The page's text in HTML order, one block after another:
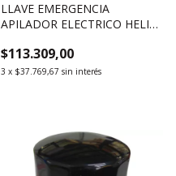
LLAVE EMERGENCIA
APILADOR ELECTRICO HELI
SEMIELECTRICO CBS15J
CBS20J
$113.309,00
3 x $37.769,67 sin interés